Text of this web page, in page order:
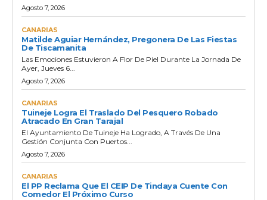
Agosto 7, 2026
CANARIAS
Matilde Aguiar Hernández, Pregonera De Las Fiestas
De Tiscamanita
Las Emociones Estuvieron A Flor De Piel Durante La Jornada De
Ayer, Jueves 6...
Agosto 7, 2026
CANARIAS
Tuineje Logra El Traslado Del Pesquero Robado
Atracado En Gran Tarajal
El Ayuntamiento De Tuineje Ha Logrado, A Través De Una
Gestión Conjunta Con Puertos...
Agosto 7, 2026
CANARIAS
El PP Reclama Que El CEIP De Tindaya Cuente Con
Comedor El Próximo Curso